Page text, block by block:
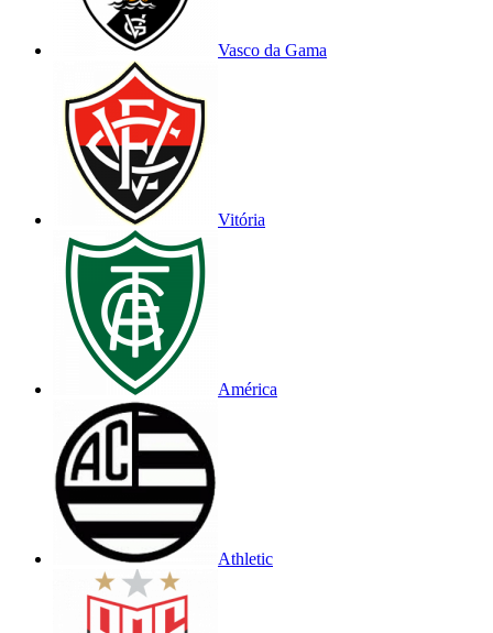
Vasco da Gama
Vitória
América
Athletic